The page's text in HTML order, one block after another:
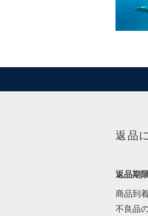
返品
返品期限
商品到
不良品